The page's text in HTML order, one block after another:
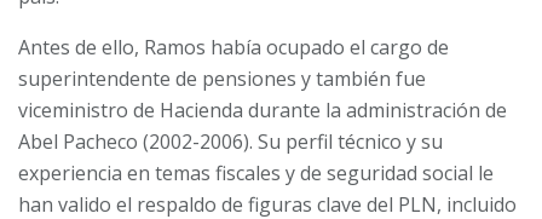
Antes de ello, Ramos había ocupado el cargo de
superintendente de pensiones y también fue
viceministro de Hacienda durante la administración de
Abel Pacheco (2002-2006). Su perfil técnico y su
experiencia en temas fiscales y de seguridad social le
han valido el respaldo de figuras clave del PLN, incluido